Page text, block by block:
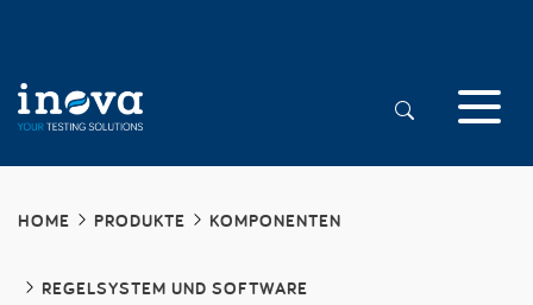
HOME PRODUKTE KOMPONENTEN
REGELSYSTEM UND SOFTWARE